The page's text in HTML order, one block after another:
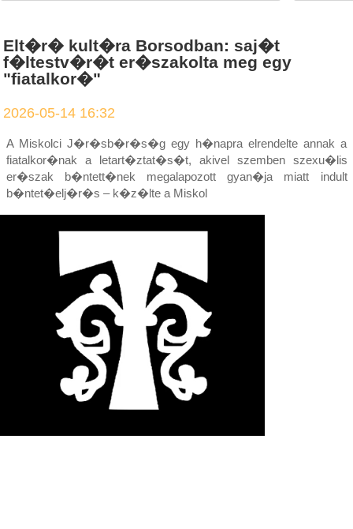
Elt�r� kult�ra Borsodban: saj�t
f�ltestv�r�t er�szakolta meg egy
"fiatalkor�"
2026-05-14 16:32
A Miskolci J�r�sb�r�s�g egy h�napra elrendelte annak a
fiatalkor�nak a letart�ztat�s�t, akivel szemben szexu�lis
er�szak b�ntett�nek megalapozott gyan�ja miatt indult
b�ntet�elj�r�s – k�z�lte a Miskol